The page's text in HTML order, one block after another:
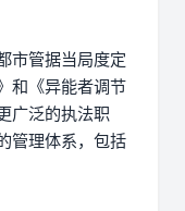
市管据当局度定
和《异能者调节
广泛的执法职
管理体系，包括